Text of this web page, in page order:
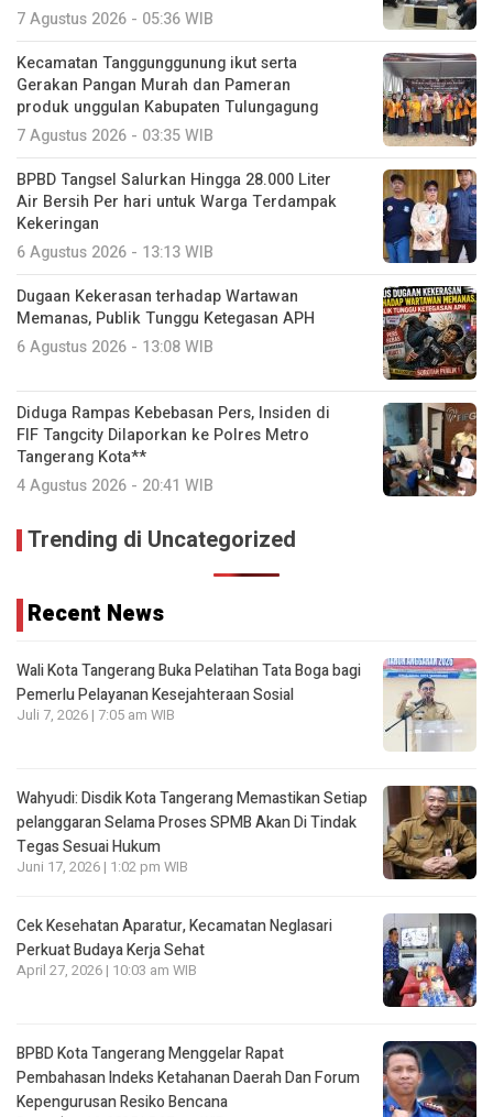
7 Agustus 2026 - 05:36 WIB
Kecamatan Tanggunggunung ikut serta
Gerakan Pangan Murah dan Pameran
produk unggulan Kabupaten Tulungagung
7 Agustus 2026 - 03:35 WIB
BPBD Tangsel Salurkan Hingga 28.000 Liter
Air Bersih Per hari untuk Warga Terdampak
Kekeringan
6 Agustus 2026 - 13:13 WIB
Dugaan Kekerasan terhadap Wartawan
Memanas, Publik Tunggu Ketegasan APH
6 Agustus 2026 - 13:08 WIB
Diduga Rampas Kebebasan Pers, Insiden di
FIF Tangcity Dilaporkan ke Polres Metro
Tangerang Kota**
4 Agustus 2026 - 20:41 WIB
Trending di Uncategorized
Recent News
Wali Kota Tangerang Buka Pelatihan Tata Boga bagi
Pemerlu Pelayanan Kesejahteraan Sosial
Juli 7, 2026 | 7:05 am WIB
Wahyudi: Disdik Kota Tangerang Memastikan Setiap
pelanggaran Selama Proses SPMB Akan Di Tindak
Tegas Sesuai Hukum
Juni 17, 2026 | 1:02 pm WIB
Cek Kesehatan Aparatur, Kecamatan Neglasari
Perkuat Budaya Kerja Sehat
April 27, 2026 | 10:03 am WIB
BPBD Kota Tangerang Menggelar Rapat
Pembahasan lndeks Ketahanan Daerah Dan Forum
Kepengurusan Resiko Bencana